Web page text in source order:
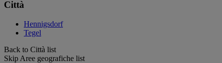
Città
Hennigsdorf
Tegel
Back to Città list
Skip Aree geografiche list